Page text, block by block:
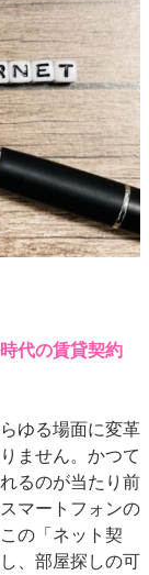
代の賃貸契約
ゆる場面に変革
ません。かつて
るのが当たり前
マートフォンの
の「ネット契
、部屋探しの可